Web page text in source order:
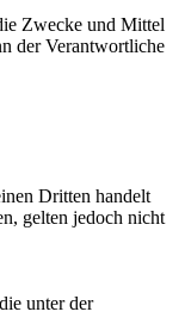
Zwecke und Mittel
der Verantwortliche
Dritten handelt
gelten jedoch nicht
unter der